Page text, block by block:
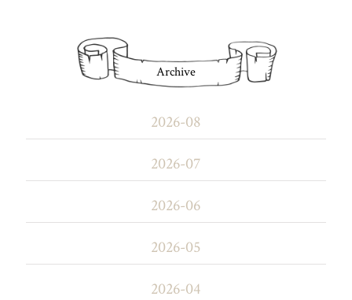
Archive
2026-08
2026-07
2026-06
2026-05
2026-04